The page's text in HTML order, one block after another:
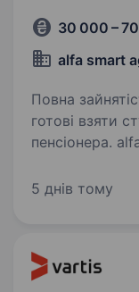
30 000 –
alfa smart
Повна
готові взяти
пенсіонера. alfa smart agro — провідний
мікродобрив,
компанії з
5 днів тому